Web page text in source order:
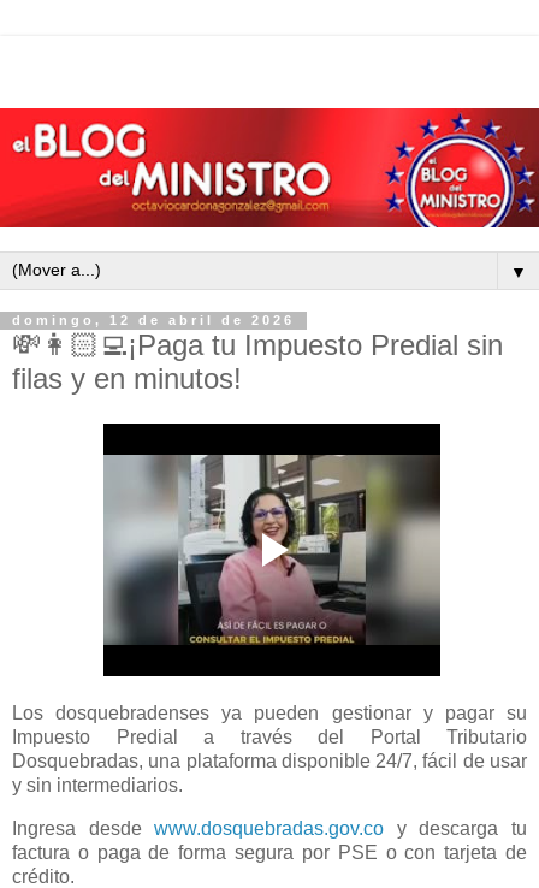
▼
domingo, 12 de abril de 2026
💸👩🏻‍💻¡Paga tu Impuesto Predial sin
filas y en minutos!
Los dosquebradenses ya pueden gestionar y pagar su
Impuesto Predial a través del Portal Tributario
Dosquebradas, una plataforma disponible 24/7, fácil de usar
y sin intermediarios.
Ingresa desdewww.dosquebradas.gov.co y descarga tu
factura o paga de forma segura por PSE o con tarjeta de
crédito.